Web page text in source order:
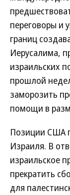
переговоры и
границ
Иерусалима,
израильских
прошлой
заморозить
помощи в
Позиции США
Израиля. В
израильское
прекратить
для